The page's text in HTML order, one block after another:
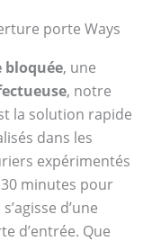
porte Ways
bloquée, une
, notre
la solution rapide
dans les
expérimentés
minutes pour
d’une
d’entrée. Que